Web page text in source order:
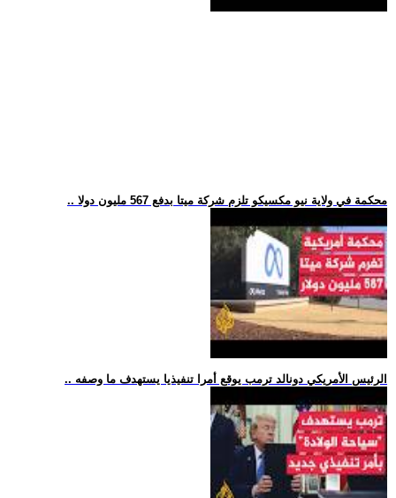
.. محكمة في ولاية نيو مكسيكو تلزم شركة ميتا بدفع 567 مليون دولا
.. الرئيس الأمريكي دونالد ترمب يوقع أمرا تنفيذيا يستهدف ما وصفه